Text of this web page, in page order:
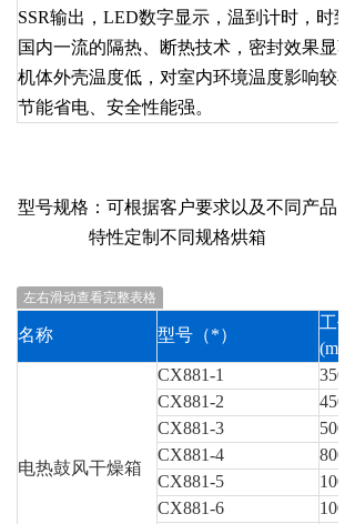
SSR输出，LED数字显示，温到计时，时到
国内一流的隔热、断热技术，密封效果显著
机体外壳温度低，对室内环境温度影响较小
节能省电、安全性能强。
型号规格：可根据客户要求以及不同产品
特性定制不同规格烘箱
左右滑动查看完整表格
名称
型号（*）
工
(mm)
电热鼓风干燥箱
CX881-1
CX881-2
CX881-3
CX881-4
CX881-5
CX881-6